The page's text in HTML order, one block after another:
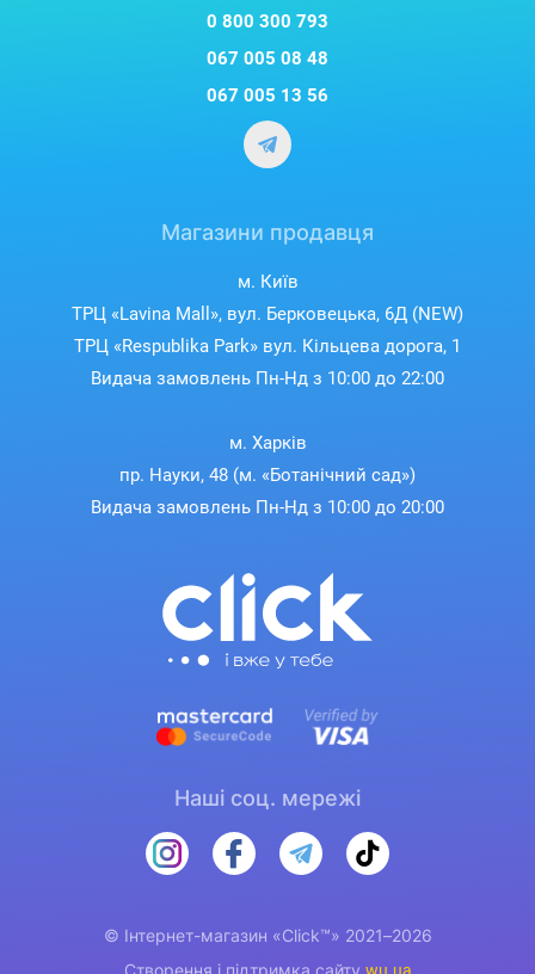
0 800 300 793
067 005 08 48
067 005 13 56
Магазини продавця
м. Київ
ТРЦ «Lavina Mall», вул. Берковецька, 6Д (NEW)
ТРЦ «Respublika Park» вул. Кільцева дорога, 1
Видача замовлень Пн-Нд з 10:00 до 22:00
м. Харків
пр. Науки, 48 (м. «Ботанічний сад»)
Видача замовлень Пн-Нд з 10:00 до 20:00
Наші соц. мережі
© Інтернет-магазин «Click™» 2021–2026